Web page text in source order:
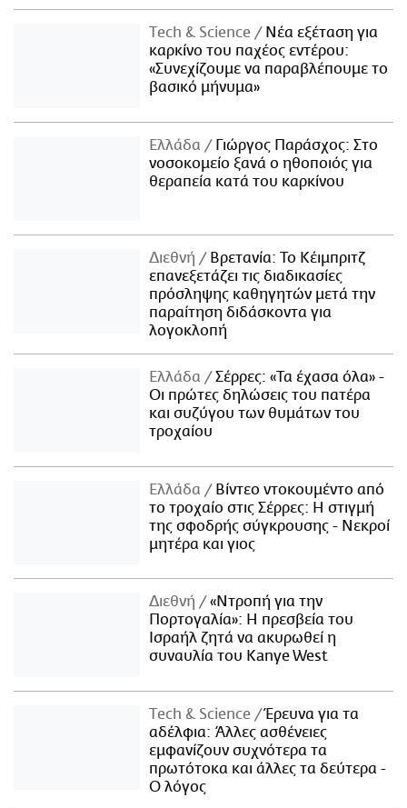
Τech & Science
Νέα εξέταση για
καρκίνο του παχέος εντέρου:
«Συνεχίζουμε να παραβλέπουμε το
βασικό μήνυμα»
Ελλάδα
Γιώργος Παράσχος: Στο
νοσοκομείο ξανά ο ηθοποιός για
θεραπεία κατά του καρκίνου
Διεθνή
Βρετανία: Το Κέιμπριτζ
επανεξετάζει τις διαδικασίες
πρόσληψης καθηγητών μετά την
παραίτηση διδάσκοντα για
λογοκλοπή
Ελλάδα
Σέρρες: «Τα έχασα όλα» -
Οι πρώτες δηλώσεις του πατέρα
και συζύγου των θυμάτων του
τροχαίου
Ελλάδα
Βίντεο ντοκουμέντο από
το τροχαίο στις Σέρρες: Η στιγμή
της σφοδρής σύγκρουσης - Νεκροί
μητέρα και γιος
Διεθνή
«Ντροπή για την
Πορτογαλία»: Η πρεσβεία του
Ισραήλ ζητά να ακυρωθεί η
συναυλία του Kanye West
Τech & Science
Έρευνα για τα
αδέλφια: Άλλες ασθένειες
εμφανίζουν συχνότερα τα
πρωτότοκα και άλλες τα δεύτερα -
Ο λόγος